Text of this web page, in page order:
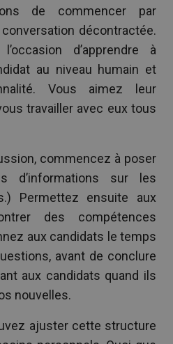
de commencer par
décontractée.
d’apprendre à
au niveau humain et
Vous aimez leur
travailler avec eux tous
commencez à poser
d’informations sur les
Permettez ensuite aux
des compétences
aux candidats le temps
avant de conclure
aux candidats quand ils
nouvelles.
ajuster cette structure